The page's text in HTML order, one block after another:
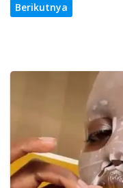
Berikutnya